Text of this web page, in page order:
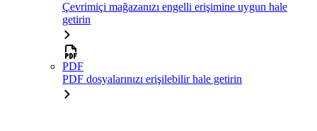
Çevrimiçi mağazanızı engelli erişimine uygun hale
getirin
PDF
PDF dosyalarınızı erişilebilir hale getirin